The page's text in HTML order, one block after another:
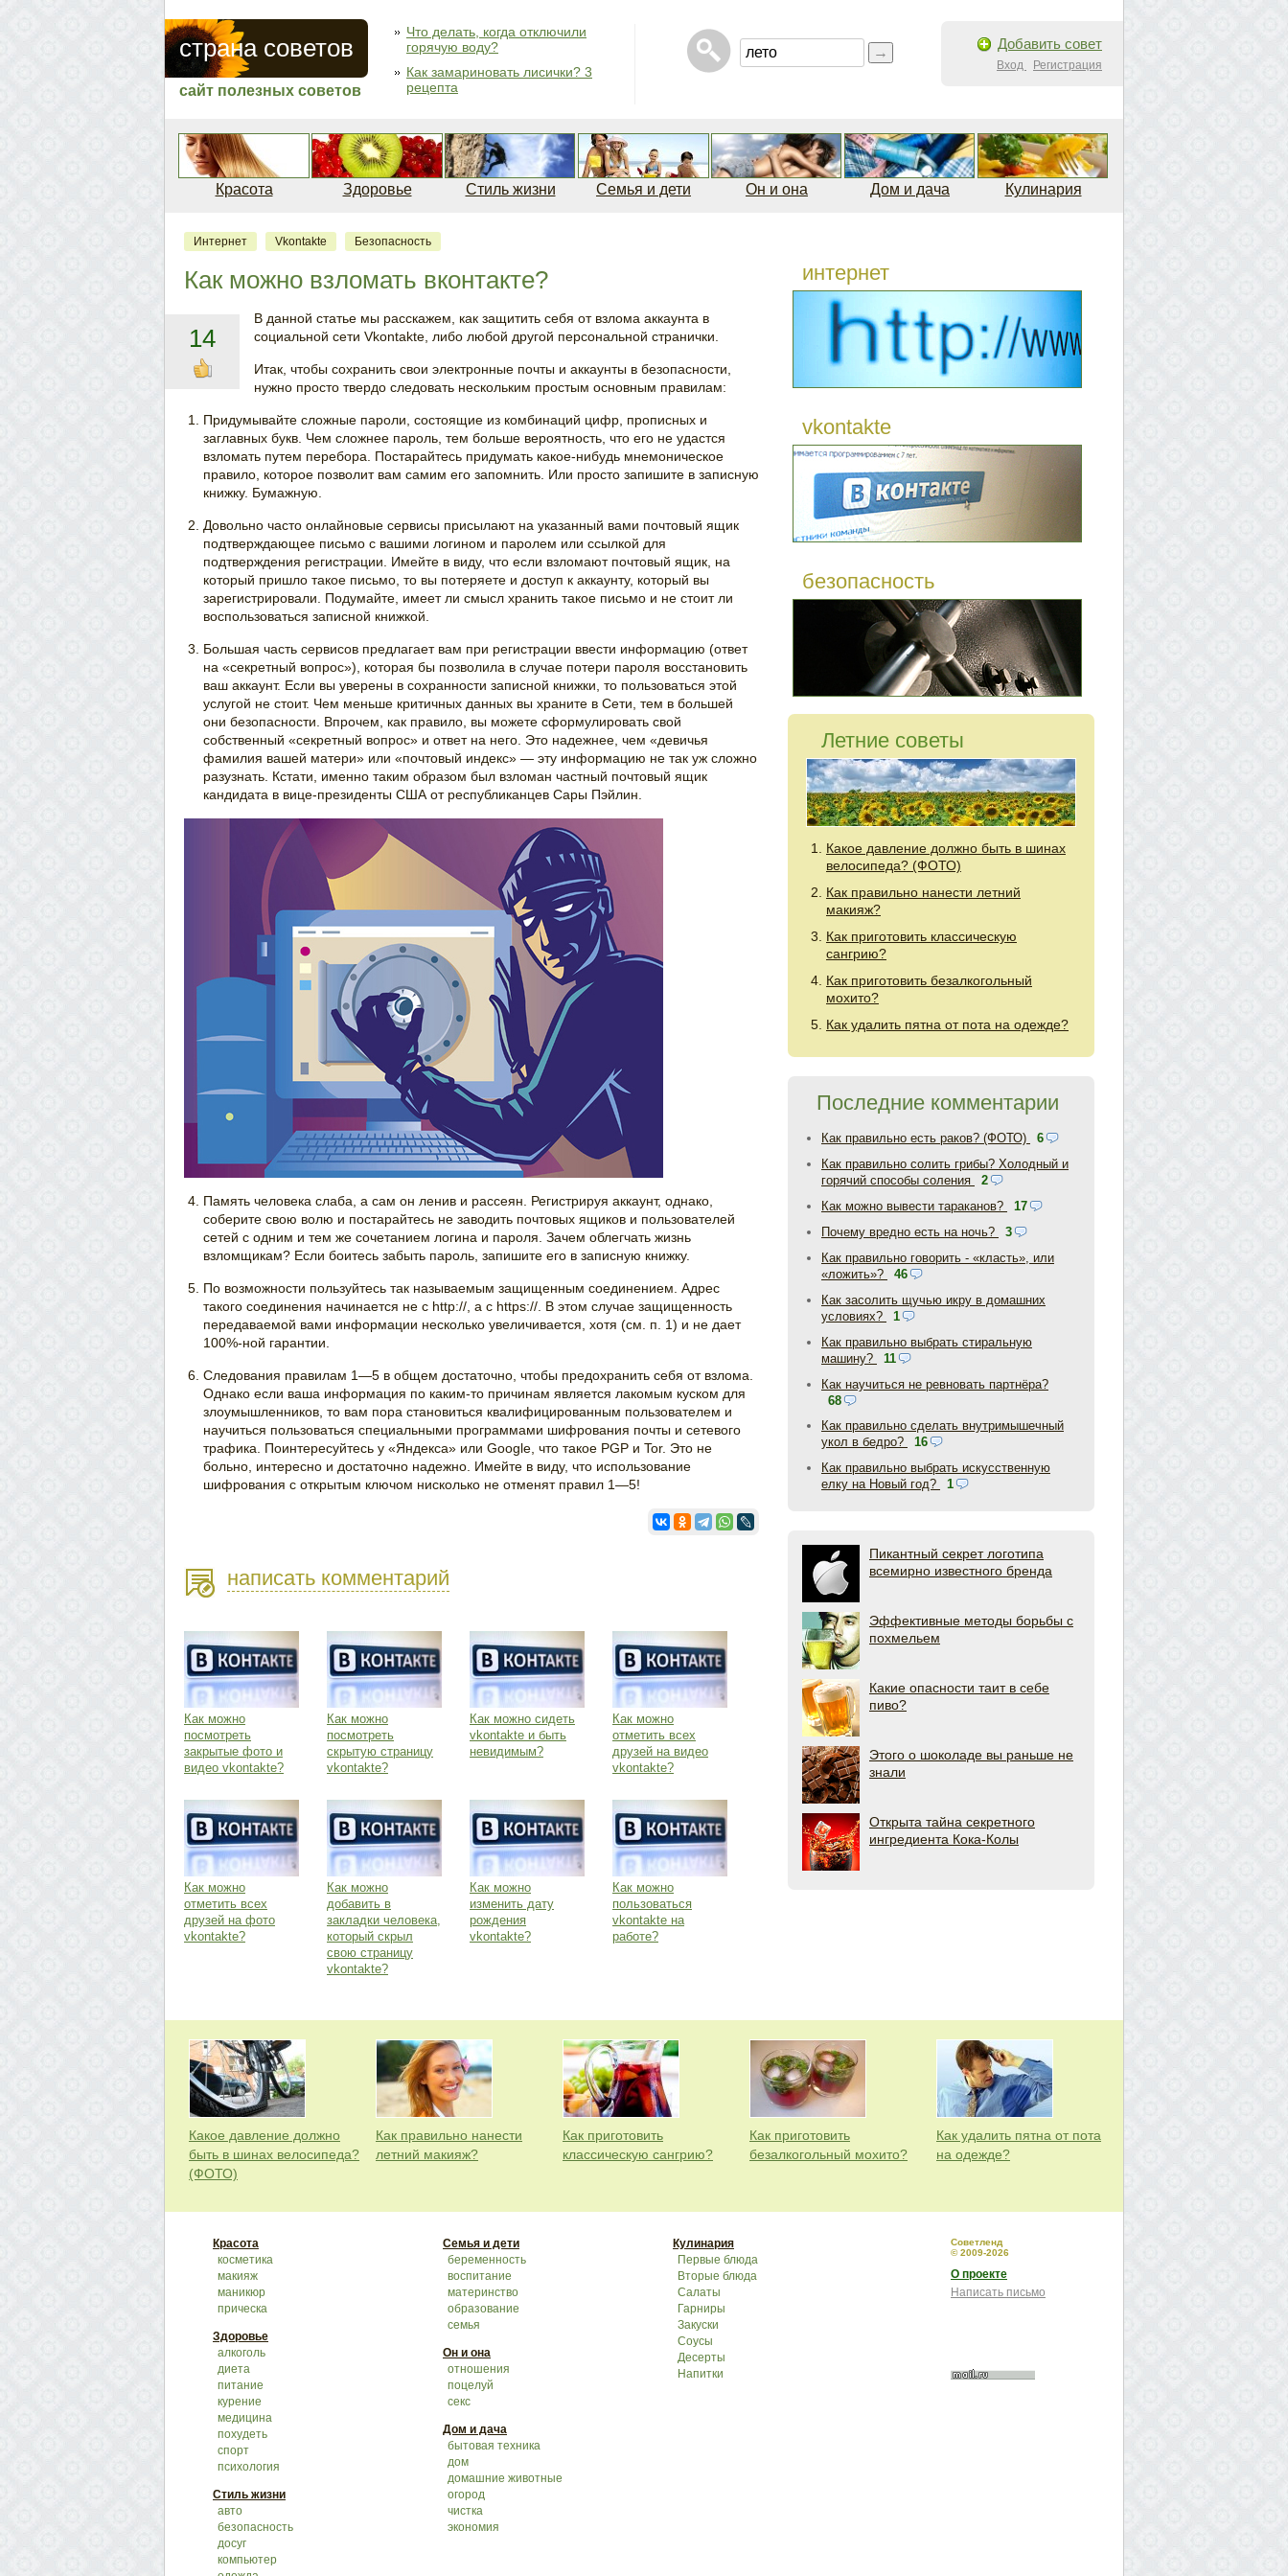
страна советов
сайт полезных советов
Что делать, когда отключили
горячую воду?
Как замариновать лисички? 3
рецепта
Добавить совет
Вход Регистрация
Красота Здоровье Стиль жизни Семья и дети Он и она Дом и дача Кулинария
Интернет Vkontakte Безопасность
Как можно взломать вконтакте?
14
В данной статье мы расскажем, как защитить себя от взлома аккаунта в
социальной сети Vkontakte, либо любой другой персональной странички.
Итак, чтобы сохранить свои электронные почты и аккаунты в безопасности,
нужно просто твердо следовать нескольким простым основным правилам:
Придумывайте сложные пароли, состоящие из комбинаций цифр, прописных и
заглавных букв. Чем сложнее пароль, тем больше вероятность, что его не удастся
взломать путем перебора. Постарайтесь придумать какое-нибудь мнемоническое
правило, которое позволит вам самим его запомнить. Или просто запишите в записную
книжку. Бумажную.
Довольно часто онлайновые сервисы присылают на указанный вами почтовый ящик
подтверждающее письмо с вашими логином и паролем или ссылкой для
подтверждения регистрации. Имейте в виду, что если взломают почтовый ящик, на
который пришло такое письмо, то вы потеряете и доступ к аккаунту, который вы
зарегистрировали. Подумайте, имеет ли смысл хранить такое письмо и не стоит ли
воспользоваться записной книжкой.
Большая часть сервисов предлагает вам при регистрации ввести информацию (ответ
на «секретный вопрос»), которая бы позволила в случае потери пароля восстановить
ваш аккаунт. Если вы уверены в сохранности записной книжки, то пользоваться этой
услугой не стоит. Чем меньше критичных данных вы храните в Сети, тем в большей
они безопасности. Впрочем, как правило, вы можете сформулировать свой
собственный «секретный вопрос» и ответ на него. Это надежнее, чем «девичья
фамилия вашей матери» или «почтовый индекс» — эту информацию не так уж сложно
разузнать. Кстати, именно таким образом был взломан частный почтовый ящик
кандидата в вице-президенты США от республиканцев Сары Пэйлин.
Память человека слаба, а сам он ленив и рассеян. Регистрируя аккаунт, однако,
соберите свою волю и постарайтесь не заводить почтовых ящиков и пользователей
сетей с одним и тем же сочетанием логина и пароля. Зачем облегчать жизнь
взломщикам? Если боитесь забыть пароль, запишите его в записную книжку.
По возможности пользуйтесь так называемым защищенным соединением. Адрес
такого соединения начинается не с http://, а с https://. В этом случае защищенность
передаваемой вами информации несколько увеличивается, хотя (см. п. 1) и не дает
100%-ной гарантии.
Следования правилам 1—5 в общем достаточно, чтобы предохранить себя от взлома.
Однако если ваша информация по каким-то причинам является лакомым куском для
злоумышленников, то вам пора становиться квалифицированным пользователем и
научиться пользоваться специальными программами шифрования почты и сетевого
трафика. Поинтересуйтесь у «Яндекса» или Google, что такое PGP и Tor. Это не
больно, интересно и достаточно надежно. Имейте в виду, что использование
шифрования с открытым ключом нисколько не отменят правил 1—5!
написать комментарий
Как можно
посмотреть
закрытые фото и
видео vkontakte?
Как можно
посмотреть
скрытую страницу
vkontakte?
Как можно сидеть
vkontakte и быть
невидимым?
Как можно
отметить всех
друзей на видео
vkontakte?
Как можно
отметить всех
друзей на фото
vkontakte?
Как можно
добавить в
закладки человека,
который скрыл
свою страницу
vkontakte?
Как можно
изменить дату
рождения
vkontakte?
Как можно
пользоваться
vkontakte на
работе?
интернет
vkontakte
безопасность
Летние советы
Какое давление должно быть в шинах
велосипеда? (ФОТО)
Как правильно нанести летний
макияж?
Как приготовить классическую
сангрию?
Как приготовить безалкогольный
мохито?
Как удалить пятна от пота на одежде?
Последние комментарии
Как правильно есть раков? (ФОТО)
6
Как правильно солить грибы? Холодный и
горячий способы соления
2
Как можно вывести тараканов?
17
Почему вредно есть на ночь?
3
Как правильно говорить - «класть», или
«ложить»?
46
Как засолить щучью икру в домашних
условиях?
1
Как правильно выбрать стиральную
машину?
11
Как научиться не ревновать партнёра?
68
Как правильно сделать внутримышечный
укол в бедро?
16
Как правильно выбрать искусственную
елку на Новый год?
1
Пикантный секрет логотипа
всемирно известного бренда
Эффективные методы борьбы с
похмельем
Какие опасности таит в себе
пиво?
Этого о шоколаде вы раньше не
знали
Открыта тайна секретного
ингредиента Кока-Колы
Какое давление должно
быть в шинах велосипеда?
(ФОТО)
Как правильно нанести
летний макияж?
Как приготовить
классическую сангрию?
Как приготовить
безалкогольный мохито?
Как удалить пятна от пота
на одежде?
Красота
косметика
макияж
маникюр
прическа
Здоровье
алкоголь
диета
питание
курение
медицина
похудеть
спорт
психология
Стиль жизни
авто
безопасность
досуг
компьютер
Семья и дети
беременность
воспитание
материнство
образование
семья
Он и она
отношения
поцелуй
секс
Дом и дача
бытовая техника
дом
домашние животные
огород
чистка
экономия
Кулинария
Первые блюда
Вторые блюда
Салаты
Гарниры
Закуски
Соусы
Десерты
Напитки
Советленд
© 2009-2026
О проекте
Написать письмо